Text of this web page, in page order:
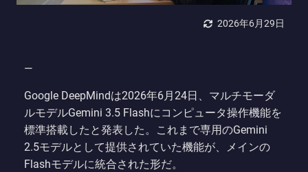
2026年6月29日
—
Google DeepMindは2026年6月24日、マルチモーダ
ルモデルGemini 3.5 Flashにコンピュータ操作機能を
標準搭載したと発表した。これまで専用のGemini
2.5モデルとして提供されていた機能が、メインの
Flashモデルに統合された形だ。